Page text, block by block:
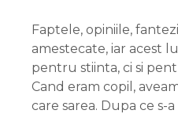
Faptele, opiniile,
amestecate, iar acest
pentru stiinta, ci si
Cand eram copil,
care sarea. Dupa ce s-